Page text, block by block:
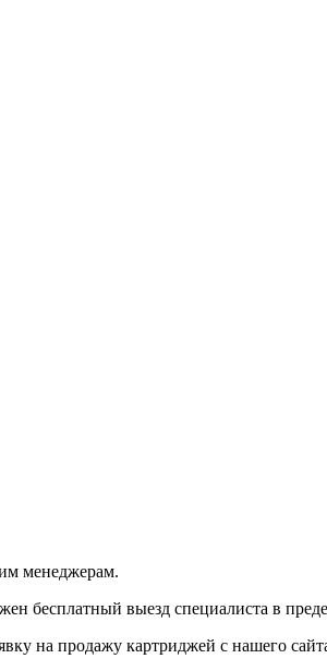
менеджерам.
бесплатный выезд специалиста в
на продажу картриджей с нашего